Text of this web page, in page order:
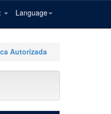
Language
Autorizada